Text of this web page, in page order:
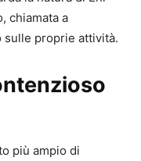
chiamata a
proprie attività.
più ampio di